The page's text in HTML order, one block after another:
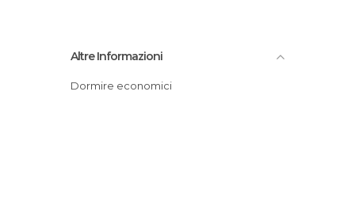
Altre Informazioni
Dormire economici